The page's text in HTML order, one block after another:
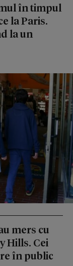
în timpul
la Paris.
la un
mers cu
Hills. Cei
în public